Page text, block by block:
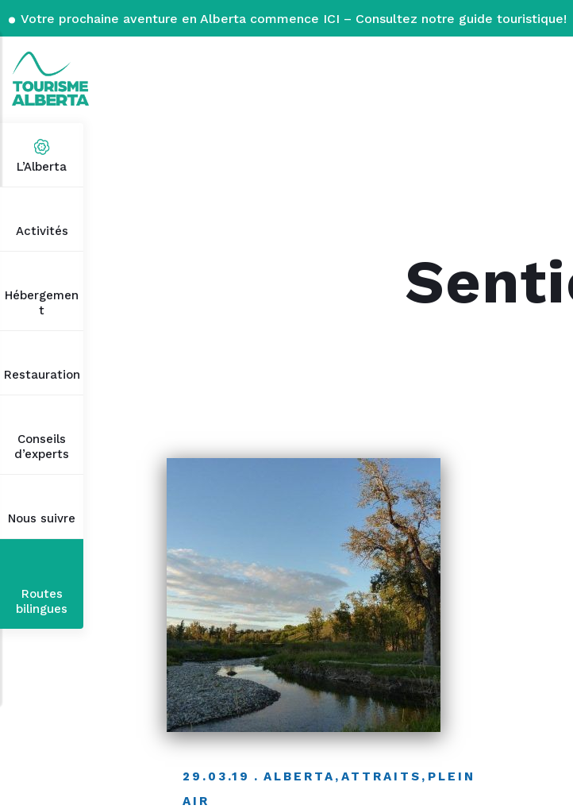
Votre prochaine aventure en Alberta commence ICI – Consultez notre guide touristique!
L’Alberta
Activités
Hébergemen
t
Restauration
Conseils
d’experts
Nous suivre
Routes
bilingues
29.03.19 ALBERTA , ATTRAITS , PLEIN
AIR